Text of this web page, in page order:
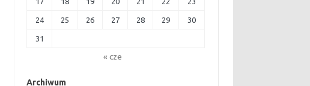
24 25 26 27 28 29 30
31
« cze
Archiwum